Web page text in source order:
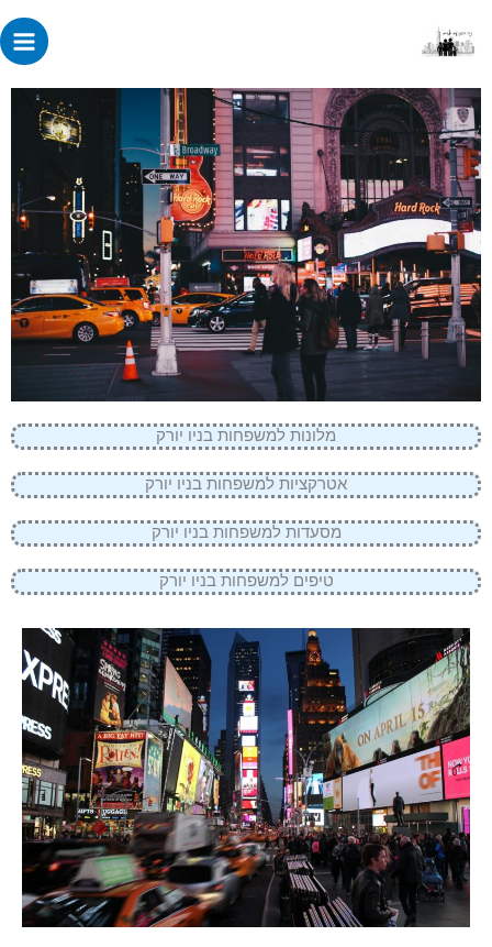
לתוכן
מלונות למשפחות בניו יורק
אטרקציות למשפחות בניו יורק
מסעדות למשפחות בניו יורק
טיפים למשפחות בניו יורק